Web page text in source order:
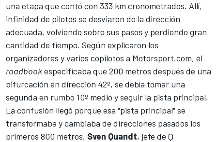
una etapa que contó con 333 km cronometrados. Allí,
infinidad de pilotos se desviaron de la dirección
adecuada, volviendo sobre sus pasos y perdiendo gran
cantidad de tiempo. Según explicaron los
organizadores y varios copilotos a Motorsport.com, el
roadbookespecificaba que 200 metros después de una
bifurcación en dirección 42º, se debía tomar una
segunda en rumbo 10º medio y seguir la pista principal.
La confusión llegó porque esa "pista principal" se
transformaba y cambiaba de direcciones pasados los
primeros 800 metros. Sven Quandt, jefe de Q